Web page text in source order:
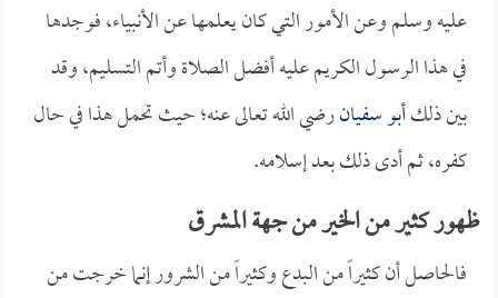
عليه وسلم وعن الأمور التي كان يعلمها عن الأنبياء، فوجدها
في هذا الرسول الكريم عليه أفضل الصلاة وأتم التسليم، وقد
بين ذلكأبو سفيانرضي الله تعالى عنه؛ حيث تحمل هذا في حال
كفره، ثم أدى ذلك بعد إسلامه.
ظهور كثير من الخير من جهة المشرق
فالحاصل أن كثيراً من البدع وكثيراً من الشرور إنما خرجت من